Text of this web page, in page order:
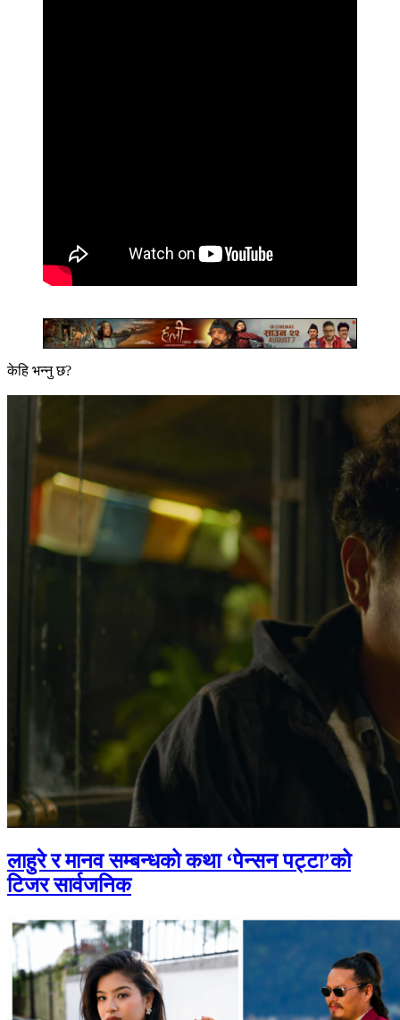
केहि भन्नु छ?
लाहुरे र मानव सम्बन्धको कथा ‘पेन्सन पट्टा’को
टिजर सार्वजनिक